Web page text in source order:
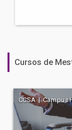
Cursos de
CCSA | Campus